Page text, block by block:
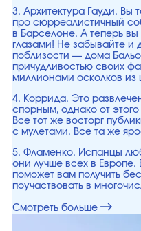
3. Архитектура Гауди. Вы
про сюрреалистичный
в Барселоне. А теперь
глазами! Не забывайте и
поблизости — дома
причудливостью своих
миллионами осколков из
4. Коррида. Это
спорным, однако от
Все тот же восторг
с мулетами. Все та же
5. Фламенко. Испанцы
они лучше всех в Европе.
поможет вам получить
поучаствовать в
Смотреть больше